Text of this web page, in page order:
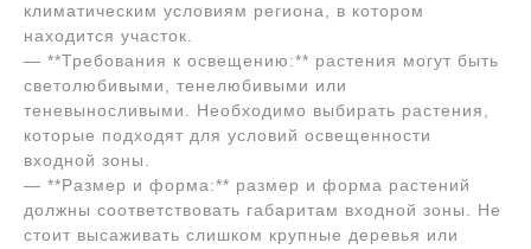
климатическим условиям региона, в котором
находится участок.
— **Требования к освещению:** растения могут быть
светолюбивыми, тенелюбивыми или
теневыносливыми. Необходимо выбирать растения,
которые подходят для условий освещенности
входной зоны.
— **Размер и форма:** размер и форма растений
должны соответствовать габаритам входной зоны. Не
стоит высаживать слишком крупные деревья или